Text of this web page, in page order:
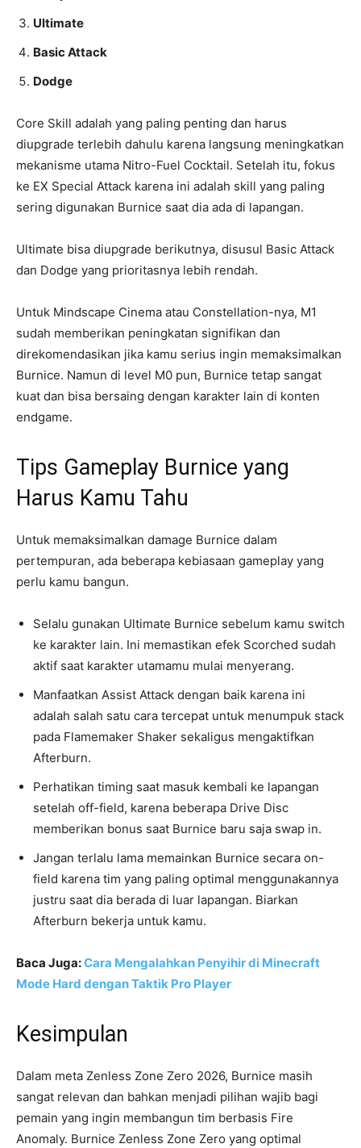
Ultimate
Basic Attack
Dodge
Core Skill adalah yang paling penting dan harus
diupgrade terlebih dahulu karena langsung meningkatkan
mekanisme utama Nitro-Fuel Cocktail. Setelah itu, fokus
ke EX Special Attack karena ini adalah skill yang paling
sering digunakan Burnice saat dia ada di lapangan.
Ultimate bisa diupgrade berikutnya, disusul Basic Attack
dan Dodge yang prioritasnya lebih rendah.
Untuk Mindscape Cinema atau Constellation-nya, M1
sudah memberikan peningkatan signifikan dan
direkomendasikan jika kamu serius ingin memaksimalkan
Burnice. Namun di level M0 pun, Burnice tetap sangat
kuat dan bisa bersaing dengan karakter lain di konten
endgame.
Tips Gameplay Burnice yang
Harus Kamu Tahu
Untuk memaksimalkan damage Burnice dalam
pertempuran, ada beberapa kebiasaan gameplay yang
perlu kamu bangun.
Selalu gunakan Ultimate Burnice sebelum kamu switch
ke karakter lain. Ini memastikan efek Scorched sudah
aktif saat karakter utamamu mulai menyerang.
Manfaatkan Assist Attack dengan baik karena ini
adalah salah satu cara tercepat untuk menumpuk stack
pada Flamemaker Shaker sekaligus mengaktifkan
Afterburn.
Perhatikan timing saat masuk kembali ke lapangan
setelah off-field, karena beberapa Drive Disc
memberikan bonus saat Burnice baru saja swap in.
Jangan terlalu lama memainkan Burnice secara on-
field karena tim yang paling optimal menggunakannya
justru saat dia berada di luar lapangan. Biarkan
Afterburn bekerja untuk kamu.
Baca Juga:Cara Mengalahkan Penyihir di Minecraft
Mode Hard dengan Taktik Pro Player
Kesimpulan
Dalam meta Zenless Zone Zero 2026, Burnice masih
sangat relevan dan bahkan menjadi pilihan wajib bagi
pemain yang ingin membangun tim berbasis Fire
Anomaly. Burnice Zenless Zone Zero yang optimal